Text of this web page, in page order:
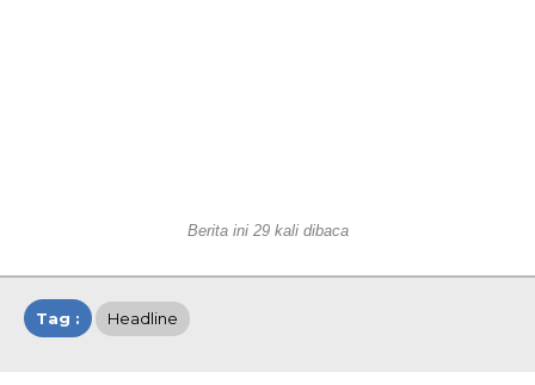
Berita ini 29 kali dibaca
Tag : Headline